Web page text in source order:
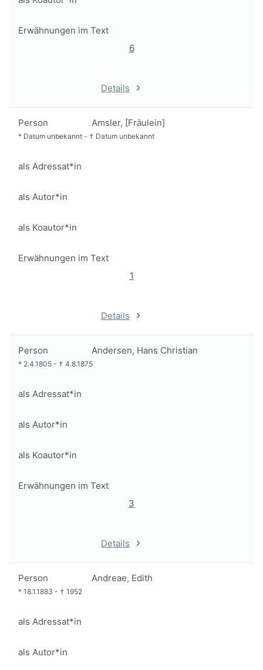
Erwähnungen im Text
6
Details
Person Amsler, [Fräulein]
* Datum unbekannt - † Datum unbekannt
als Adressat*in
als Autor*in
als Koautor*in
Erwähnungen im Text
1
Details
Person Andersen, Hans Christian
* 2.4.1805 - † 4.8.1875
als Adressat*in
als Autor*in
als Koautor*in
Erwähnungen im Text
3
Details
Person Andreae, Edith
* 18.1.1883 - † 1952
als Adressat*in
als Autor*in